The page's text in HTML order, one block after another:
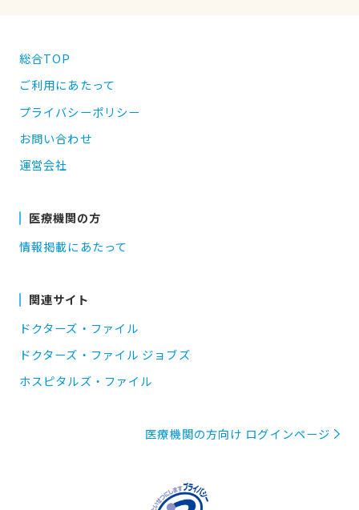
総合TOP
ご利用にあたって
プライバシーポリシー
お問い合わせ
運営会社
医療機関の方
情報掲載にあたって
関連サイト
ドクターズ・ファイル
ドクターズ・ファイル ジョブズ
ホスピタルズ・ファイル
医療機関の方向け ログインページ